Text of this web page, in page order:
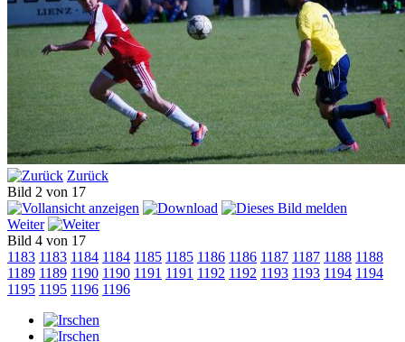
Zurück
Bild 2 von 17
Weiter
Bild 4 von 17
1183 1183 1184 1184 1185 1185 1186 1186 1187 1187 1188 1188
1189 1189 1190 1190 1191 1191 1192 1192 1193 1193 1194 1194
1195 1195 1196 1196